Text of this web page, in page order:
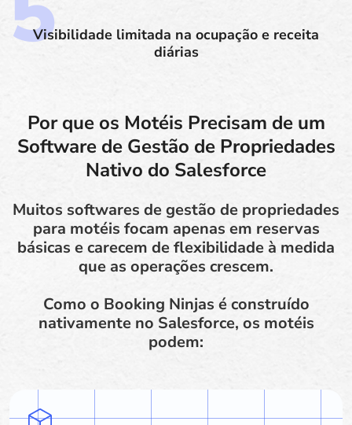
Visibilidade limitada na ocupação e receita
diárias
Por que os Motéis Precisam de um
Software de Gestão de Propriedades
Nativo do Salesforce
Muitos softwares de gestão de propriedades
para motéis focam apenas em reservas
básicas e carecem de flexibilidade à medida
que as operações crescem.
Como o Booking Ninjas é construído
nativamente no Salesforce, os motéis
podem: